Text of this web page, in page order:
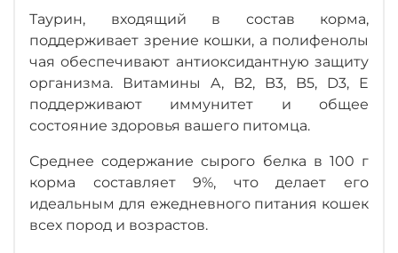
Таурин, входящий в состав корма,
поддерживает зрение кошки, а полифенолы
чая обеспечивают антиоксидантную защиту
организма. Витамины A, B2, B3, B5, D3, E
поддерживают иммунитет и общее
состояние здоровья вашего питомца.
Среднее содержание сырого белка в 100 г
корма составляет 9%, что делает его
идеальным для ежедневного питания кошек
всех пород и возрастов.